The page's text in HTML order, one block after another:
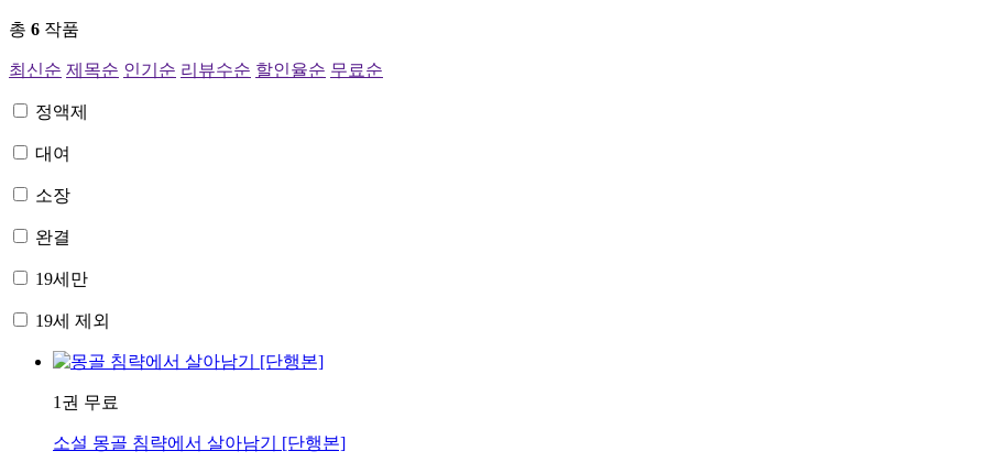
총 6 작품
최신순 제목순 인기순 리뷰수순 할인율순 무료순
정액제
대여
소장
완결
19세만
19세 제외
1권 무료
소설 몽골 침략에서 살아남기 [단행본]